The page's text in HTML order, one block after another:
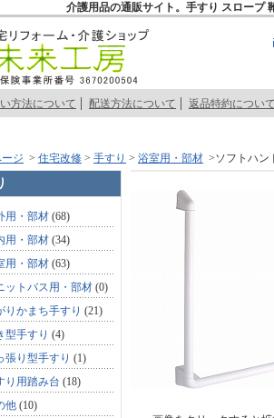
介護用品の通販サイト。手すり スロープ
方法について 配送方法について 返品特約につい
ージ > 住宅改修 > 手すり > 浴室用・部材 >ソフトハ
用・部材 (68)
用・部材 (34)
用・部材 (63)
ットバス用・部材 (0)
りかまち手すり (21)
型手すり (4)
張り型手すり (1)
り用踏み台 (18)
他 (10)